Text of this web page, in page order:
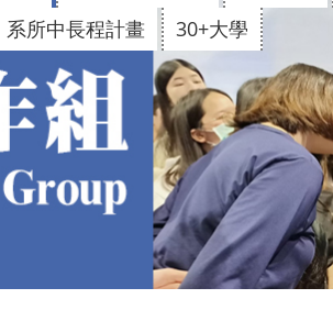
系所中長程計畫
30+大學